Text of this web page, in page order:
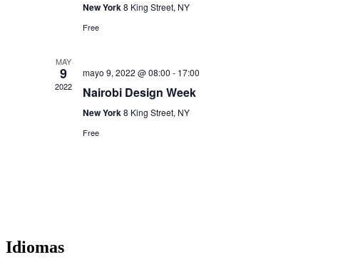
New York8 King Street, NY
Free
MAY
9
2022
mayo 9, 2022 @ 08:00 - 17:00
Nairobi Design Week
New York8 King Street, NY
Free
Idiomas